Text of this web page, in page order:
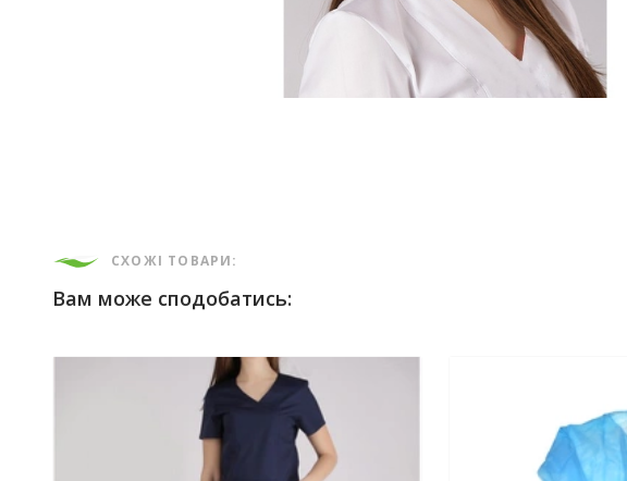
СХОЖІ ТОВАРИ:
Вам може сподобатись: